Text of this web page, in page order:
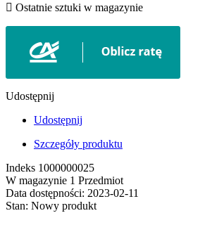
 Ostatnie sztuki w magazynie
Udostępnij
Udostępnij
Szczegóły produktu
Indeks 1000000025
W magazynie 1 Przedmiot
Data dostępności: 2023-02-11
Stan: Nowy produkt